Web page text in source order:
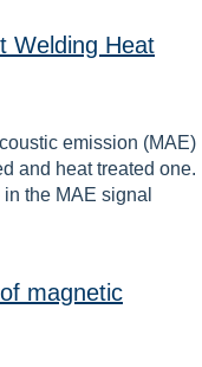
Welding Heat
emission (MAE)
and heat treated one.
the MAE signal
magnetic